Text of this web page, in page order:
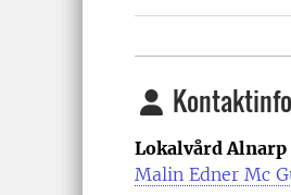
Lokalvård Alnarp
Malin Edner Mc